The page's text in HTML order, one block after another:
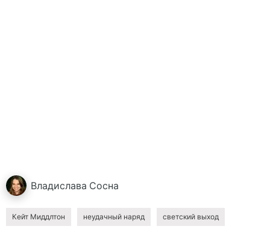
Владислава Сосна
Кейт Миддлтон неудачный наряд светский выход